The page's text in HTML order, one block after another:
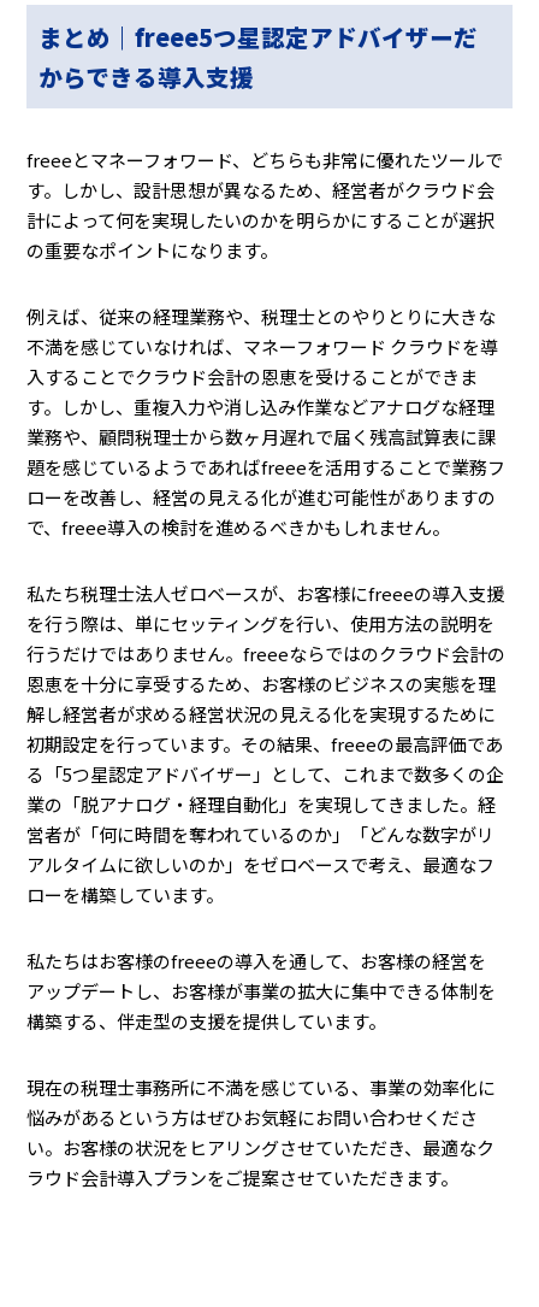
まとめ｜freee5つ星認定アドバイザーだ
からできる導入支援
freeeとマネーフォワード、どちらも非常に優れたツールで
す。しかし、設計思想が異なるため、経営者がクラウド会
計によって何を実現したいのかを明らかにすることが選択
の重要なポイントになります。
例えば、従来の経理業務や、税理士とのやりとりに大きな
不満を感じていなければ、マネーフォワード クラウドを導
入することでクラウド会計の恩恵を受けることができま
す。しかし、重複入力や消し込み作業などアナログな経理
業務や、顧問税理士から数ヶ月遅れで届く残高試算表に課
題を感じているようであればfreeeを活用することで業務フ
ローを改善し、経営の見える化が進む可能性がありますの
で、freee導入の検討を進めるべきかもしれません。
私たち税理士法人ゼロベースが、お客様にfreeeの導入支援
を行う際は、単にセッティングを行い、使用方法の説明を
行うだけではありません。freeeならではのクラウド会計の
恩恵を十分に享受するため、お客様のビジネスの実態を理
解し経営者が求める経営状況の見える化を実現するために
初期設定を行っています。その結果、freeeの最高評価であ
る「5つ星認定アドバイザー」として、これまで数多くの企
業の「脱アナログ・経理自動化」を実現してきました。経
営者が「何に時間を奪われているのか」「どんな数字がリ
アルタイムに欲しいのか」をゼロベースで考え、最適なフ
ローを構築しています。
私たちはお客様のfreeeの導入を通して、お客様の経営を
アップデートし、お客様が事業の拡大に集中できる体制を
構築する、伴走型の支援を提供しています。
現在の税理士事務所に不満を感じている、事業の効率化に
悩みがあるという方はぜひお気軽にお問い合わせくださ
い。お客様の状況をヒアリングさせていただき、最適なク
ラウド会計導入プランをご提案させていただきます。